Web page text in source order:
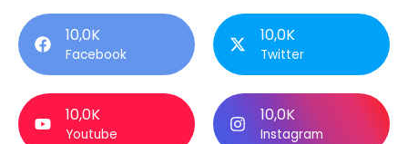
10,0K
Facebook
10,0K
Twitter
10,0K
Youtube
10,0K
Instagram